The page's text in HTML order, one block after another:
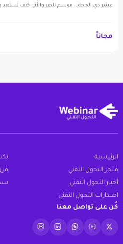
عشر ذي الحجة... موسم للخير والأثر. كيف
مجاناً
الرئيسية
متجر التحول التقني
أخبار التحول التقني
اصدارات التحول التقني
كُن على تواصل معنا